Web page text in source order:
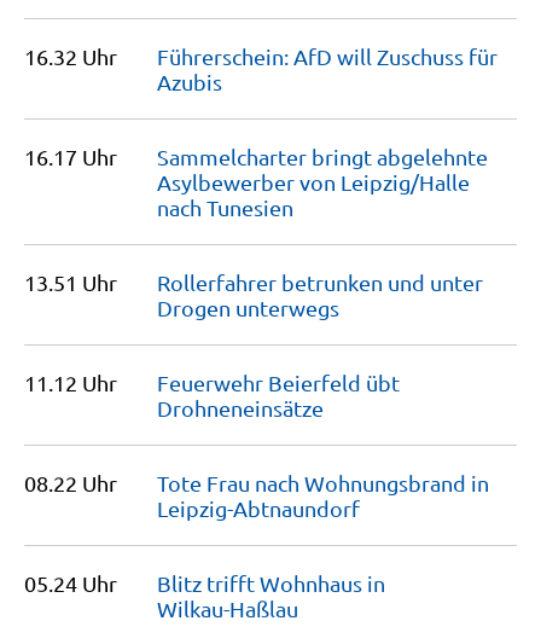
16.32 Uhr
Führerschein: AfD will Zuschuss für
Azubis
16.17 Uhr
Sammelcharter bringt abgelehnte
Asylbewerber von Leipzig/Halle
nach Tunesien
13.51 Uhr
Rollerfahrer betrunken und unter
Drogen unterwegs
11.12 Uhr
Feuerwehr Beierfeld übt
Drohneneinsätze
08.22 Uhr
Tote Frau nach Wohnungsbrand in
Leipzig-Abtnaundorf
05.24 Uhr
Blitz trifft Wohnhaus in
Wilkau-Haßlau